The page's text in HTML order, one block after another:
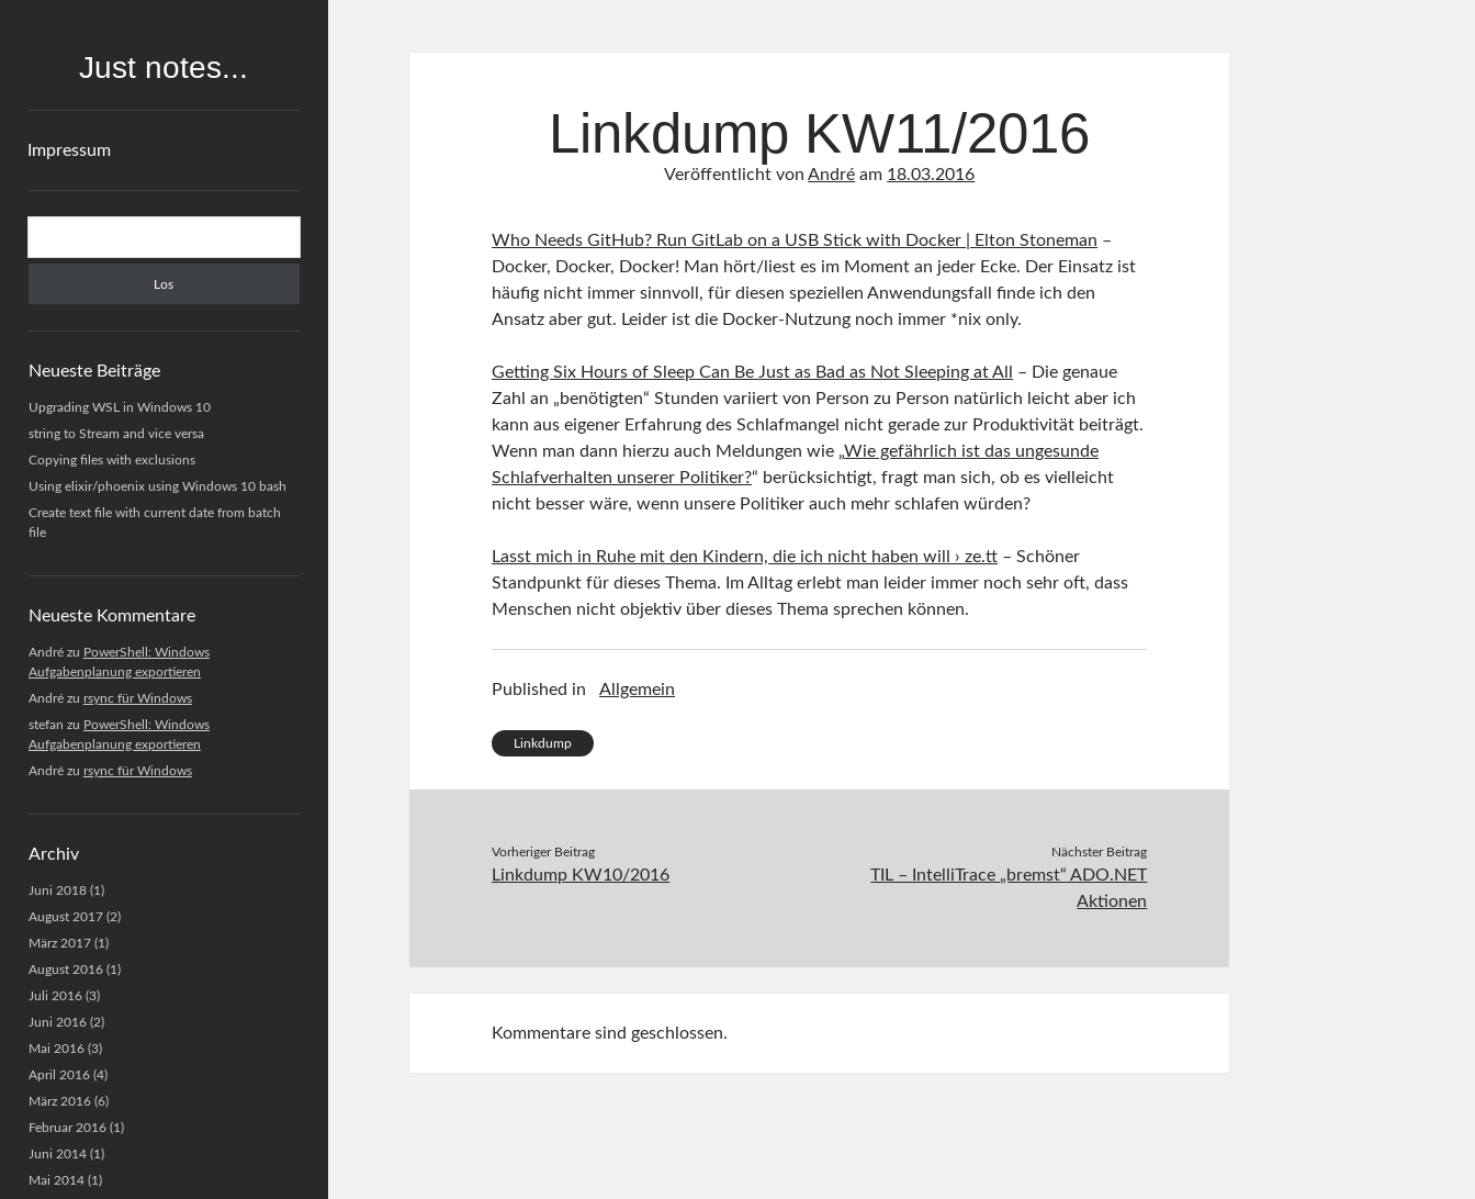
Just notes...
Impressum
Sidebar
Neueste Beiträge
Upgrading WSL in Windows 10
string to Stream and vice versa
Copying files with exclusions
Using elixir/phoenix using Windows 10 bash
Create text file with current date from batch
file
Neueste Kommentare
Andrézu PowerShell: Windows
Aufgabenplanung exportieren
Andrézu rsync für Windows
stefan zu PowerShell: Windows
Aufgabenplanung exportieren
Andrézu rsync für Windows
Archiv
Juni 2018(1)
August 2017(2)
März 2017(1)
August 2016(1)
Juli 2016(3)
Juni 2016(2)
Mai 2016(3)
April 2016(4)
März 2016(6)
Februar 2016(1)
Juni 2014(1)
Mai 2014(1)
Linkdump KW11/2016
Veröffentlicht vonAndré am 18.03.2016
Who Needs GitHub? Run GitLab on a USB Stick with Docker | Elton Stoneman –
Docker, Docker, Docker! Man hört/liest es im Moment an jeder Ecke. Der Einsatz ist
häufig nicht immer sinnvoll, für diesen speziellen Anwendungsfall finde ich den
Ansatz aber gut. Leider ist die Docker-Nutzung noch immer *nix only.
Getting Six Hours of Sleep Can Be Just as Bad as Not Sleeping at All
– Die genaue
Zahl an „benötigten“ Stunden variiert von Person zu Person natürlich leicht aber ich
kann aus eigener Erfahrung des Schlafmangel nicht gerade zur Produktivität beiträgt.
Wenn man dann hierzu auch Meldungen wie „Wie gefährlich ist das ungesunde
Schlafverhalten unserer Politiker?“ berücksichtigt, fragt man sich, ob es vielleicht
nicht besser wäre, wenn unsere Politiker auch mehr schlafen würden?
Lasst mich in Ruhe mit den Kindern, die ich nicht haben will › ze.tt – Schöner
Standpunkt für dieses Thema. Im Alltag erlebt man leider immer noch sehr oft, dass
Menschen nicht objektiv über dieses Thema sprechen können.
Published in Allgemein
Linkdump
Vorheriger Beitrag
Linkdump KW10/2016
Nächster Beitrag
TIL – IntelliTrace „bremst“ ADO.NET
Aktionen
Kommentare sind geschlossen.